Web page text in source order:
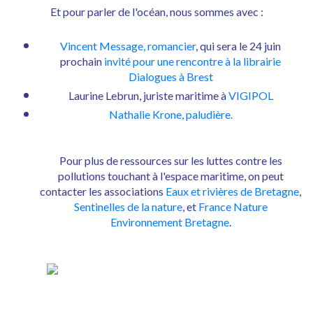
Et pour parler de l'océan, nous sommes avec :
Vincent Message, romancier, qui sera le 24 juin
prochain invité pour une rencontre à la librairie
Dialogues à Brest
Laurine Lebrun, juriste maritime àVIGIPOL
Nathalie Krone, paludière.
Pour plus de ressources sur les luttes contre les
pollutions touchant à l'espace maritime, on peut
contacter les associations Eaux et rivières de Bretagne,
Sentinelles de la nature, et France Nature
Environnement Bretagne.